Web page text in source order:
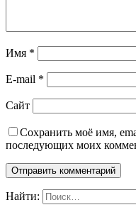
Имя *
E-mail *
Сайт
Сохранить моё имя,
последующих моих
Найти: